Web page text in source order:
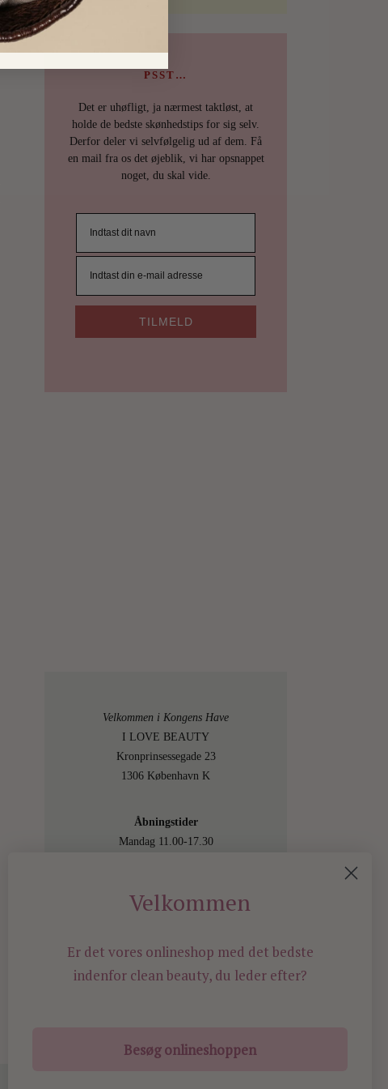
PSST…
Det er uhøfligt, ja nærmest taktløst, at
holde de bedste skønhedstips for sig selv.
Derfor deler vi selvfølgelig ud af dem. Få
en mail fra os det øjeblik, vi har opsnappet
noget, du skal vide.
TILMELD
Velkommen i Kongens Have
I LOVE BEAUTY
Kronprinsessegade 23
1306 København K
Åbningstider
Mandag 11.00-17.30
Torsdag 11.00-17.30
Besøg os også online på
shop.ilovebeauty.dk
Velkommen
Er det vores onlineshop med det bedste
indenfor clean beauty, du leder efter?
Besøg onlineshoppen